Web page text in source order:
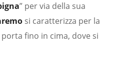
” per via della sua
si caratterizza per la
fino in cima, dove si